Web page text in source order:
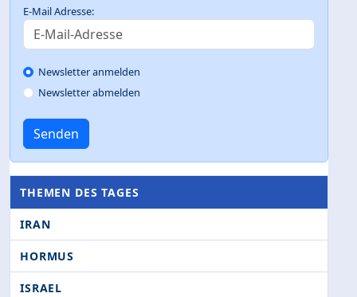
E-Mail Adresse:
Newsletter anmelden
Newsletter abmelden
Senden
THEMEN DES TAGES
IRAN
HORMUS
ISRAEL